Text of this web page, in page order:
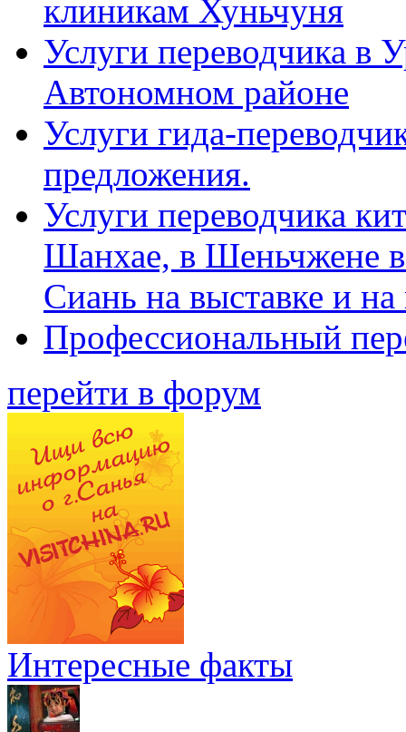
клиникам Хуньчуня
Услуги переводчика в
Автономном районе
Услуги гида-
предложения.
Услуги переводчика
Шанхае, в Шеньчжене
Сиань на выставке и
Профессиональный
перейти в форум
Интересные факты